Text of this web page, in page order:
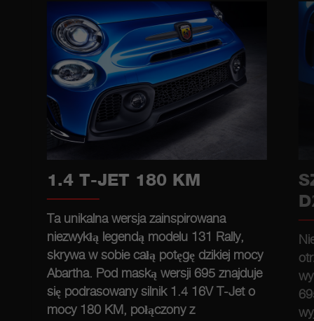
1.4 T-JET 180 KM
Ta unikalna wersja zainspirowana
niezwykłą legendą modelu 131 Rally,
skrywa w sobie całą potęgę dzikiej mocy
Abartha. Pod maską wersji 695 znajduje
się podrasowany silnik 1.4 16V T-Jet o
mocy 180 KM, połączony z